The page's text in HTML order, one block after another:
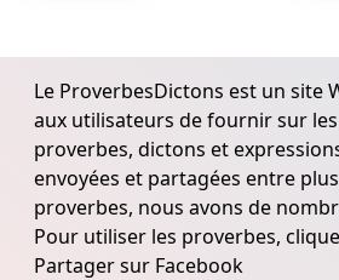
Le ProverbesDictons est un site
aux utilisateurs de fournir sur
proverbes, dictons et
envoyées et partagées entre
proverbes, nous avons de
Pour utiliser les proverbes,
Partager sur Facebook